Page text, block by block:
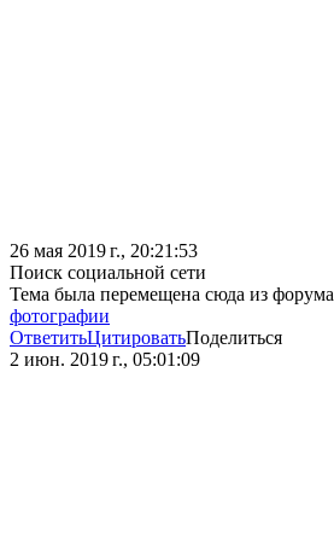
26 мая 2019 г., 20:21:53
Поиск социальной сети
Тема была перемещена сюда из форума
фотографии
ОтветитьЦитироватьПоделиться
2 июн. 2019 г., 05:01:09